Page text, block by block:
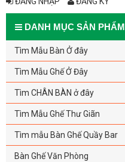
DANH MỤC SẢN PHẨM
Tìm Mẫu Bàn Ở đây
Tìm Mẫu Ghế Ở Đây
Tìm CHÂN BÀN ở đây
Tìm Mẫu Ghế Thư Giãn
Tìm mẫu Bàn Ghế Quầy Bar
Bàn Ghế Văn Phòng